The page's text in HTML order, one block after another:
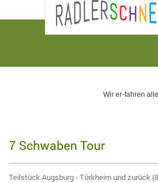
Wir er-fahren
7 Schwaben Tour
Teilstück Augsburg - Türkheim und zurück